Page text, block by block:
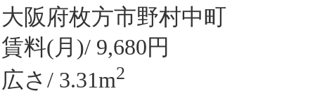
大阪府枚方市野村中町
賃料(月)/ 9,680円
広さ/ 3.31m2